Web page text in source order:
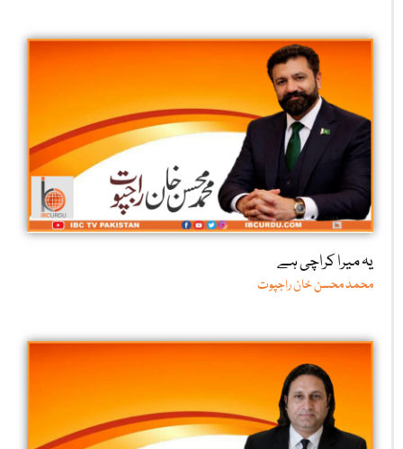
یہ میرا کراچی ہے
محمد محسن خان راجپوت